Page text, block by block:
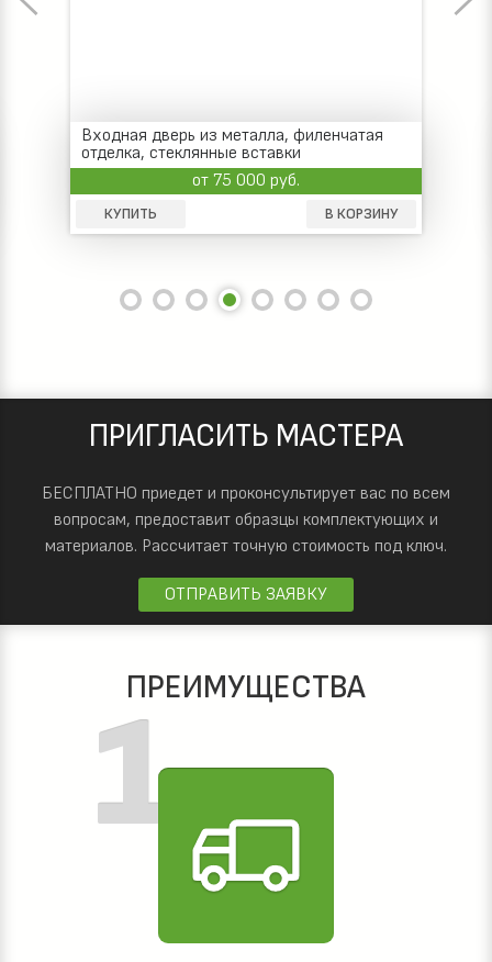
Входная дверь из металла, филенчатая
отделка, стеклянные вставки
от 75 000 руб.
КУПИТЬ В КОРЗИНУ
ПРИГЛАСИТЬ МАСТЕРА
БЕСПЛАТНО приедет и проконсультирует вас по всем
вопросам, предоставит образцы комплектующих и
материалов. Рассчитает точную стоимость под ключ.
ОТПРАВИТЬ ЗАЯВКУ
ПРЕИМУЩЕСТВА